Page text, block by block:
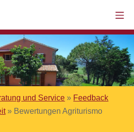
und Service » Feedback
» Bewertungen Agriturismo